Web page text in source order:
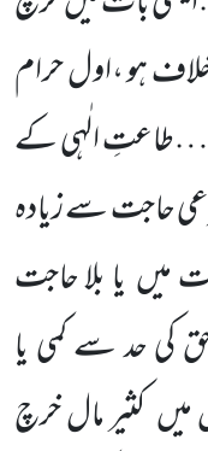
ہو ،اول حرام
…طاعتِ الٰہی کے
حاجت سے زیادہ
میں یا بلا حاجت
کی حد سے کمی یا
کثیر مال خرچ